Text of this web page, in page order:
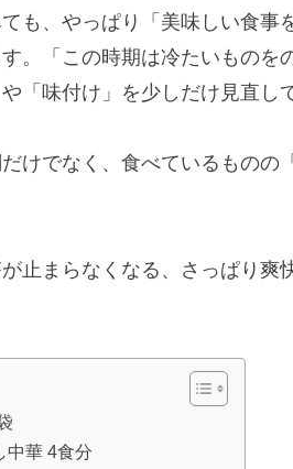
も、やっぱり「美味しい食事
。「この時期は冷たいものを
「味付け」を少しだけ見直し
けでなく、食べているものの
止まらなくなる、さっぱり爽
中華 4食分